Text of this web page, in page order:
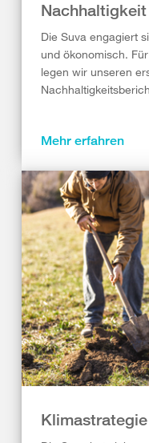
Die Suva engagiert
und ökonomisch.
legen wir unseren
Mehr erfahren